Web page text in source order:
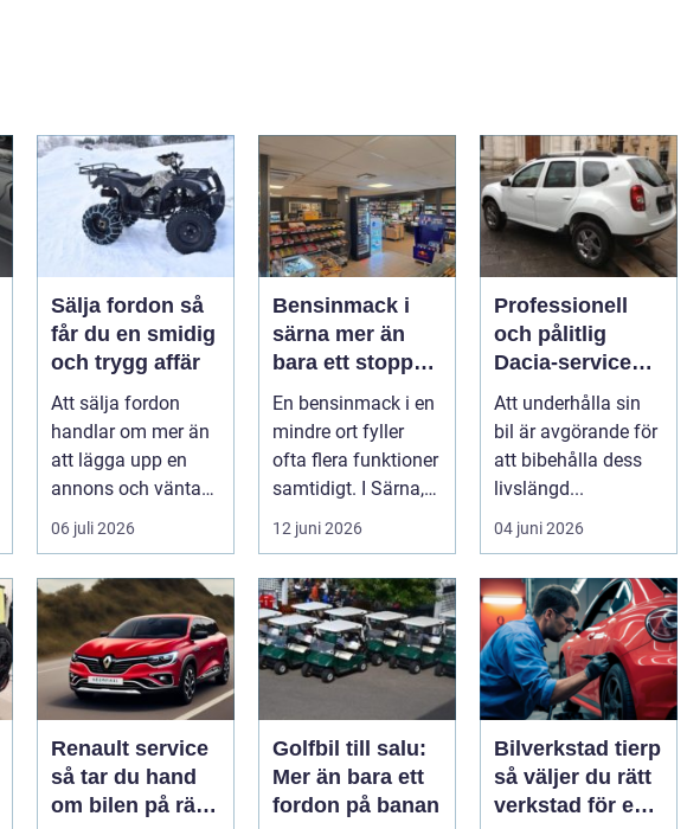
Sälja fordon så
får du en smidig
och trygg affär
Att sälja fordon
handlar om mer än
att lägga upp en
annons och vänta
på svar. Många vill
06 juli 2026
Bensinmack i
särna mer än
bara ett stopp
längs vägen
En bensinmack i en
mindre ort fyller
ofta flera funktioner
samtidigt. I Särna,
mitt i norra
12 juni 2026
Professionell
och pålitlig
Dacia-service
för din bil
Att underhålla sin
bil är avgörande för
att bibehålla dess
livslängd...
04 juni 2026
Renault service
så tar du hand
om bilen på rätt
Golfbil till salu:
Mer än bara ett
fordon på banan
Bilverkstad tierp
så väljer du rätt
verkstad för en